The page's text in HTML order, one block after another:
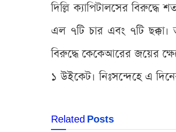
দিল্লি ক্যাপিটালসের
এল ৭টি চার এবং ৭টি ছক্কা।
বিরুদ্ধে কেকেআরের জয়ের
১ উইকেট। নিঃসন্দেহে এ
RelatedPosts